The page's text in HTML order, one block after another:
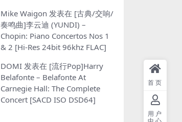
Mike Waigon 发表在 [古典/交响/
奏鸣曲]李云迪 (YUNDI) –
Chopin: Piano Concertos Nos 1
& 2 [Hi-Res 24bit 96khz FLAC]
DOMI 发表在 [流行Pop]Harry
Belafonte – Belafonte At
Carnegie Hall: The Complete
Concert [SACD ISO DSD64]
首页
用户